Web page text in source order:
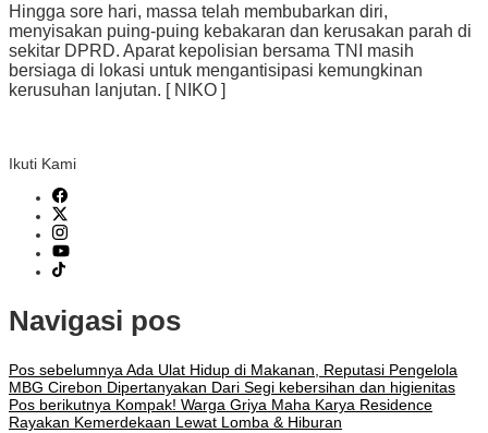
Hingga sore hari, massa telah membubarkan diri,
menyisakan puing-puing kebakaran dan kerusakan parah di
sekitar DPRD. Aparat kepolisian bersama TNI masih
bersiaga di lokasi untuk mengantisipasi kemungkinan
kerusuhan lanjutan. [ NIKO ]
Ikuti Kami
Navigasi pos
Pos sebelumnyaAda Ulat Hidup di Makanan, Reputasi Pengelola
MBG Cirebon Dipertanyakan Dari Segi kebersihan dan higienitas
Pos berikutnya Kompak! Warga Griya Maha Karya Residence
Rayakan Kemerdekaan Lewat Lomba & Hiburan